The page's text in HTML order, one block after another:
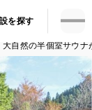
を探す
大自然の半個室サウ